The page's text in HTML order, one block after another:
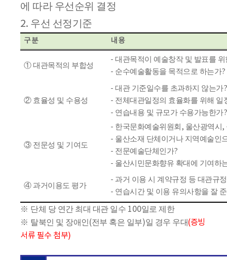
에 따라 우선순위 결정
2. 우선 선정기준
구 분 내 용
①대관목적의 부합성
- 대관목적이 예술창작 및 발표를 위
- 순수예술활동을 목적으로 하는가?
② 효율성 및 수용성
- 대관 기준일수를 초과하지 않는가?
- 전체대관일정의 효율화를 위해 일
- 연습내용 및 규모가 수용가능한가?
③ 전문성 및 기여도
- 한국문화예술위원회 , 울산광역시 ,
- 울산소재 단체이거나 지역예술인
- 전문예술단체인가?
- 울산시민문화향유 확대에 기여하
④ 과거이용도 평가
- 과거 이용 시 계약규정 등 대관규
- 연습시간 및 이용 유의사항을 잘
※ 단체 당 연간 최대 대관 일수 100일로 제한
※ 탈북인 및 장애인 (전부 혹은 일부)일 경우 우대(증빙
서류 필수 첨부)